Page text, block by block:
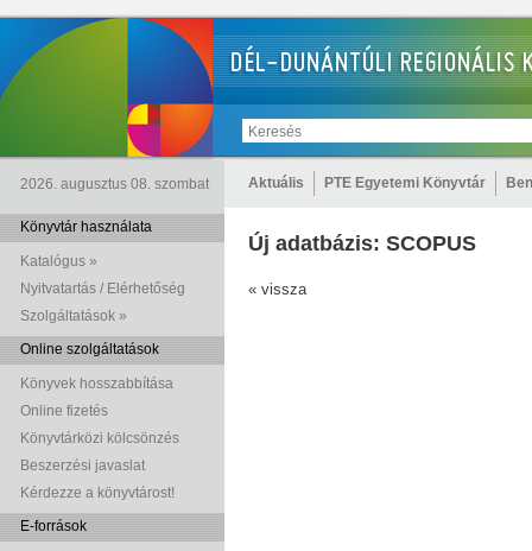
2026. augusztus 08. szombat Aktuális PTE Egyetemi Könyvtár
Könyvtár használata
Katalógus »
Nyitvatartás / Elérhetőség
Szolgáltatások »
Online szolgáltatások
Könyvek hosszabbítása
Online fizetés
Könyvtárközi kölcsönzés
Beszerzési javaslat
Kérdezze a könyvtárost!
E-források
Új adatbázis: SCOPUS
« vissza